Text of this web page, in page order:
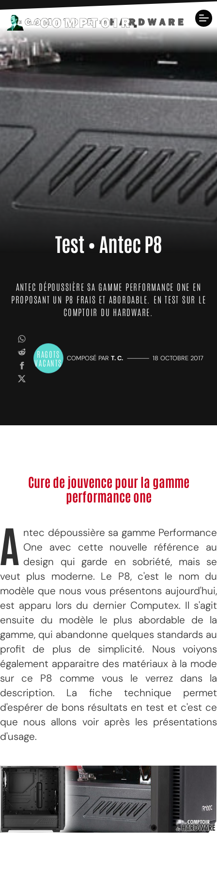
Test • Antec P8
ANTEC DÉPOUSSIÈRE SA GAMME PERFORMANCE ONE EN
PROPOSANT UN P8 FRAIS ET ABORDABLE. EN TEST SUR LE
COMPTOIR DU HARDWARE.
RAGOTS
VACANTS
COMPOSÉ PAR T. C. ————— 18 OCTOBRE 2017
Cure de jouvence pour la gamme
performance one
A ntec dépoussière sa gamme Performance
One avec cette nouvelle référence au
design qui garde en sobriété, mais se
veut plus moderne. Le P8, c'est le nom du
modèle que nous vous présentons aujourd'hui,
est apparu lors du dernier Computex. Il s'agit
ensuite du modèle le plus abordable de la
gamme, qui abandonne quelques standards au
profit de plus de simplicité. Nous voiyons
également apparaitre des matériaux à la mode
sur ce P8 comme vous le verrez dans la
description. La fiche technique permet
d'espérer de bons résultats en test et c'est ce
que nous allons voir après les présentations
d'usage.